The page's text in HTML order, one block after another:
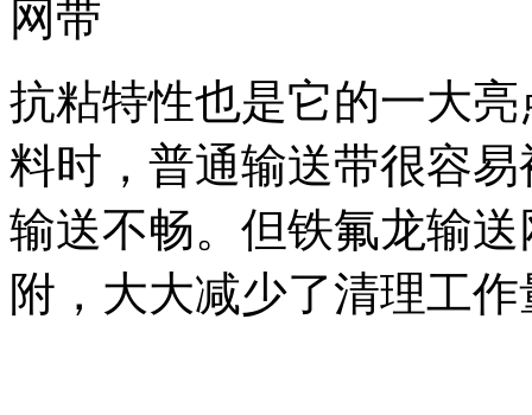
抗粘特性也是它的一大
料时，普通输送带很容
输送不畅。但铁氟龙输
附，大大减少了清理工